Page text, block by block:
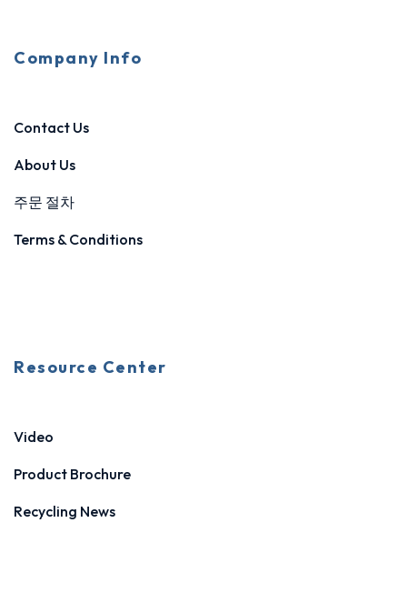
Company Info
Contact Us
About Us
주문 절차
Terms & Conditions
Resource Center
Video
Product Brochure
Recycling News